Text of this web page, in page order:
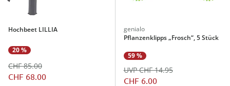
Hochbeet LILLIA
20 %
CHF 85.00
CHF 68.00
genialo
Pflanzenklipps „Frosch“, 5 Stück
59 %
CHF 6.00
UVP CHF 14.95